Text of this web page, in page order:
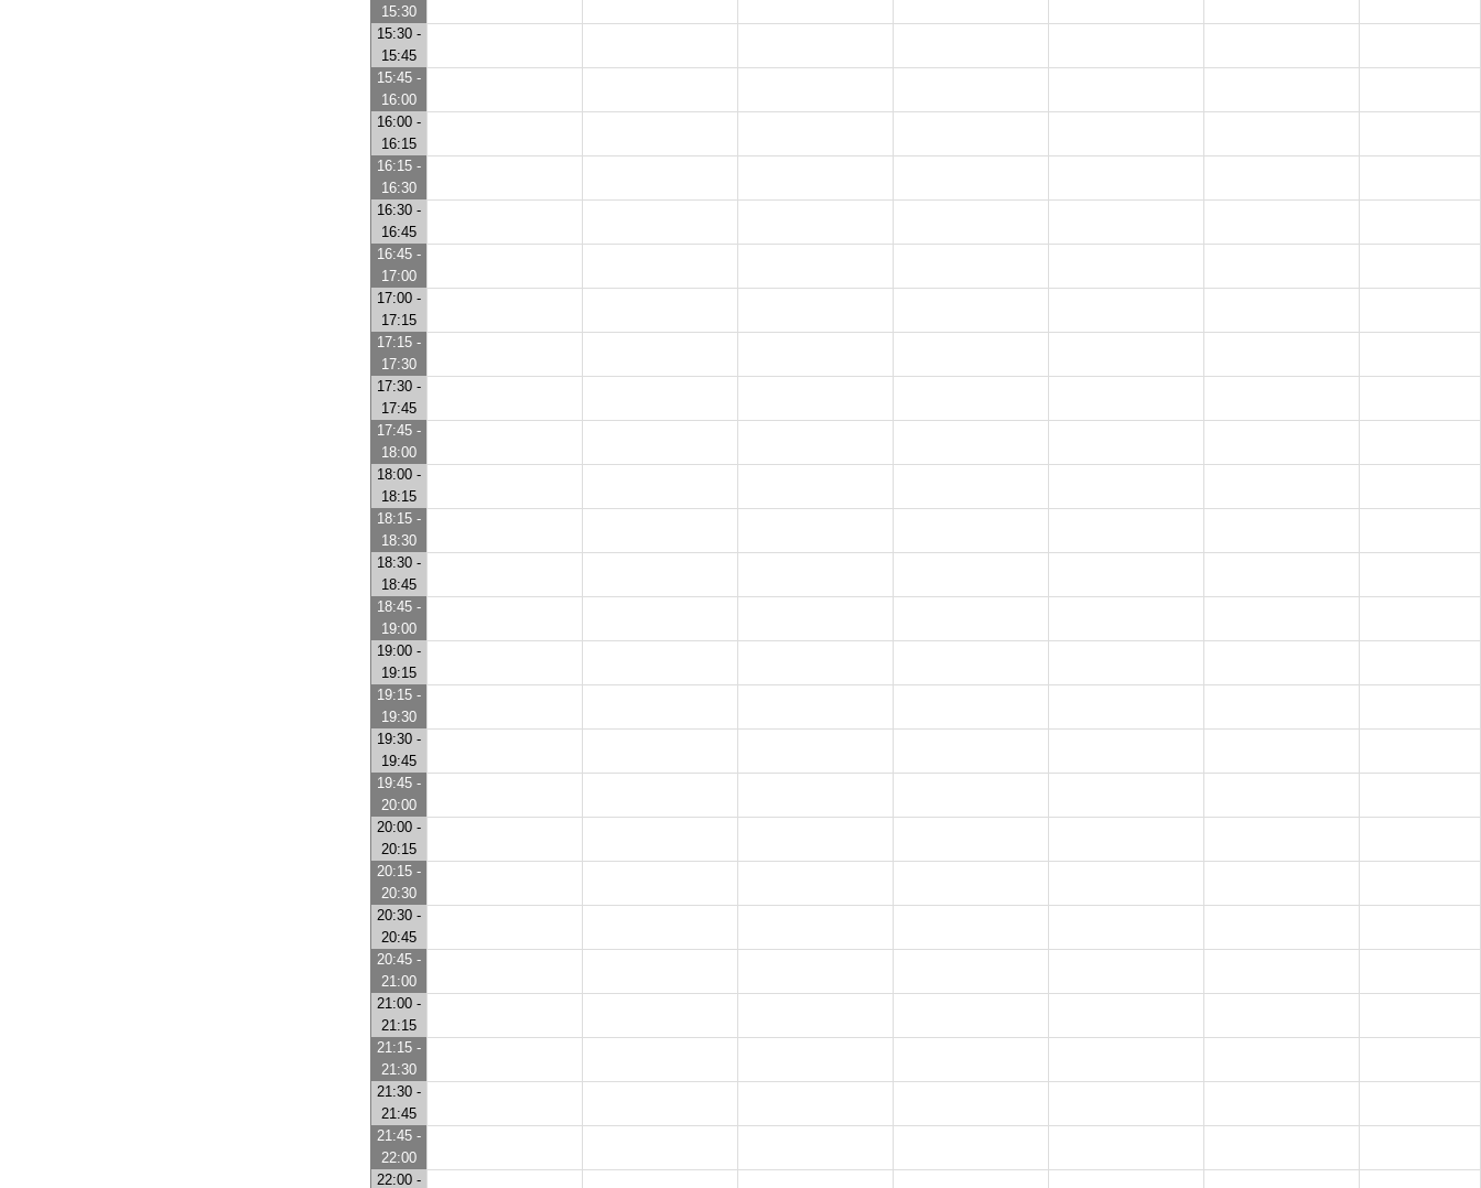
15:30
15:30 -
15:45
15:45 -
16:00
16:00 -
16:15
16:15 -
16:30
16:30 -
16:45
16:45 -
17:00
17:00 -
17:15
17:15 -
17:30
17:30 -
17:45
17:45 -
18:00
18:00 -
18:15
18:15 -
18:30
18:30 -
18:45
18:45 -
19:00
19:00 -
19:15
19:15 -
19:30
19:30 -
19:45
19:45 -
20:00
20:00 -
20:15
20:15 -
20:30
20:30 -
20:45
20:45 -
21:00
21:00 -
21:15
21:15 -
21:30
21:30 -
21:45
21:45 -
22:00
22:00 -